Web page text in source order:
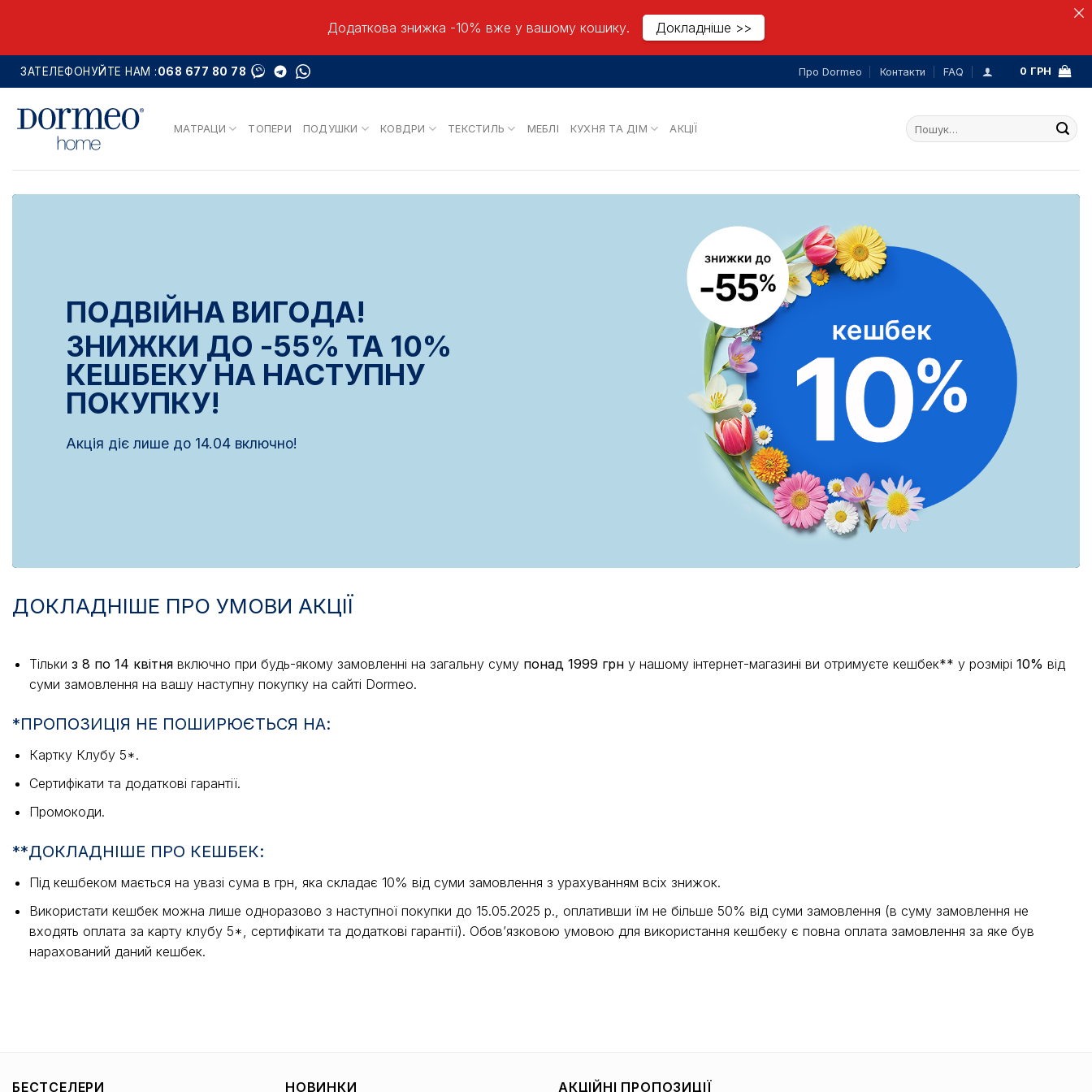
Додаткова знижка -10% вже у вашому кошику. Докладніше >>
Skip
to
content
ЗАТЕЛЕФОНУЙТЕ НАМ :068 677 80 78 Про Dormeo Контакти FAQ 0 ГРН
МАТРАЦИ ТОПЕРИ ПОДУШКИ КОВДРИ ТЕКСТИЛЬ МЕБЛІ КУХНЯ ТА ДІМ АКЦІЇ
Шукати:
ПОДВІЙНА ВИГОДА!
ЗНИЖКИ ДО -55% ТА 10%
КЕШБЕКУ НА НАСТУПНУ
ПОКУПКУ!
Акція діє лише до 14.04 включно!
ДОКЛАДНІШЕ ПРО УМОВИ АКЦІЇ
Тільки з 8 по 14 квітнявключно при будь-якому замовленні на загальну суму понад 1999 грну нашому інтернет-магазині ви отримуєте кешбек** у розмірі 10% від
суми замовлення на вашу наступну покупку на сайті Dormeo.
*ПРОПОЗИЦІЯ НЕ ПОШИРЮЄТЬСЯ НА:
Картку Клубу 5*.
Сертифікати та додаткові гарантії.
Промокоди.
**ДОКЛАДНІШЕ ПРО КЕШБЕК:
Під кешбеком мається на увазі сума в грн, яка складає 10% від суми замовлення з урахуванням всіх знижок.
Використати кешбек можна лише одноразово з наступної покупки до 15.05.2025 р., оплативши їм не більше 50% від суми замовлення (в суму замовлення не
входять оплата за карту клубу 5*, сертифікати та додаткові гарантії). Обов’язковою умовою для використання кешбеку є повна оплата замовлення за яке був
нарахований даний кешбек.
БЕСТСЕЛЕРИ НОВИНКИ АКЦІЙНІ ПРОПОЗИЦІЇ